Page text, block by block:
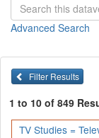
Lietuvos
infrastruktūra,
tyrimų išteklių.
lietuvių ir anglų
įsikūręsKauno
ir archyvavimo
Advanced Search
Filter Results
1 to 10 of 849
TV Studies =